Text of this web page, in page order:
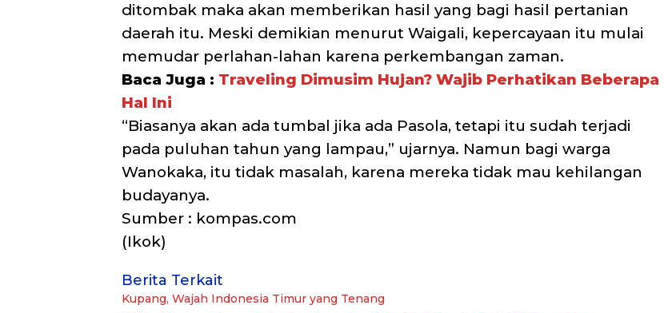
ditombak maka akan memberikan hasil yang bagi hasil pertanian
daerah itu. Meski demikian menurut Waigali, kepercayaan itu mulai
memudar perlahan-lahan karena perkembangan zaman.
Baca Juga : Traveling Dimusim Hujan? Wajib Perhatikan Beberapa
Hal Ini
“Biasanya akan ada tumbal jika ada Pasola, tetapi itu sudah terjadi
pada puluhan tahun yang lampau,” ujarnya. Namun bagi warga
Wanokaka, itu tidak masalah, karena mereka tidak mau kehilangan
budayanya.
Sumber : kompas.com
(Ikok)
Berita Terkait
Kupang, Wajah Indonesia Timur yang Tenang